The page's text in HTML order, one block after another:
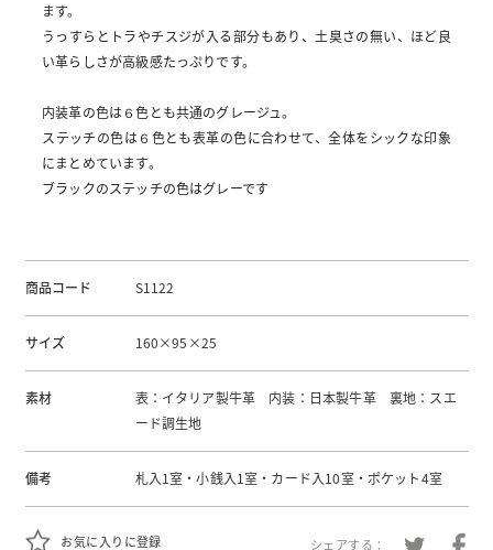
ます。
うっすらとトラやチスジが入る部分もあり、土臭さの無い、ほど良
い革らしさが高級感たっぷりです。
内装革の色は６色とも共通のグレージュ。
ステッチの色は６色とも表革の色に合わせて、全体をシックな印象
にまとめています。
ブラックのステッチの色はグレーです
商品コード S1122
サイズ 160×95×25
素材
表：イタリア製牛革 内装：日本製牛革 裏地：スエ
ード調生地
備考 札入1室・小銭入1室・カード入10室・ポケット4室
お気に入りに登録 シェアする：